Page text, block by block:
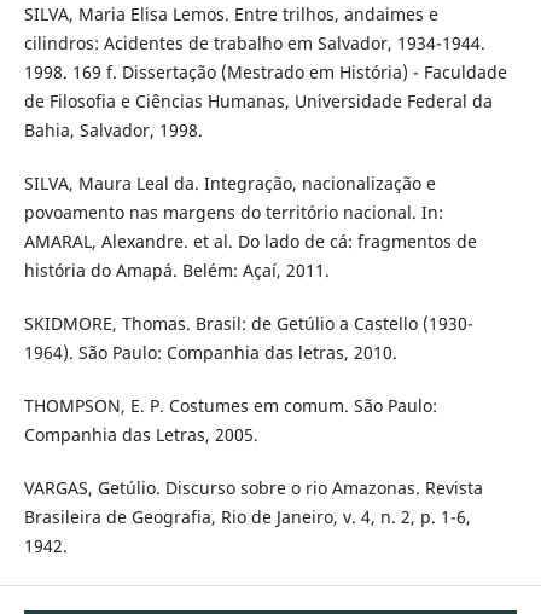
SILVA, Maria Elisa Lemos. Entre trilhos, andaimes e
cilindros: Acidentes de trabalho em Salvador, 1934-1944.
1998. 169 f. Dissertação (Mestrado em História) - Faculdade
de Filosofia e Ciências Humanas, Universidade Federal da
Bahia, Salvador, 1998.
SILVA, Maura Leal da. Integração, nacionalização e
povoamento nas margens do território nacional. In:
AMARAL, Alexandre. et al. Do lado de cá: fragmentos de
história do Amapá. Belém: Açaí, 2011.
SKIDMORE, Thomas. Brasil: de Getúlio a Castello (1930-
1964). São Paulo: Companhia das letras, 2010.
THOMPSON, E. P. Costumes em comum. São Paulo:
Companhia das Letras, 2005.
VARGAS, Getúlio. Discurso sobre o rio Amazonas. Revista
Brasileira de Geografia, Rio de Janeiro, v. 4, n. 2, p. 1-6,
1942.